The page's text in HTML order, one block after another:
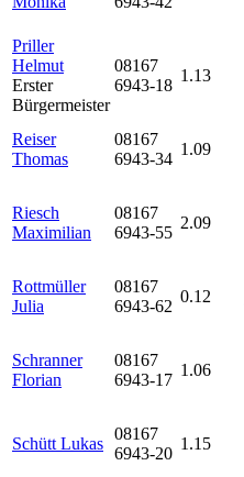
Priller
Helmut
Erster
Bürgermeister
08167
6943-18
1.13
Reiser
Thomas
08167
6943-34
1.09
Riesch
Maximilian
08167
6943-55
2.09
Rottmüller
Julia
08167
6943-62
0.12
Schranner
Florian
08167
6943-17
1.06
Schütt Lukas
08167
6943-20
1.15